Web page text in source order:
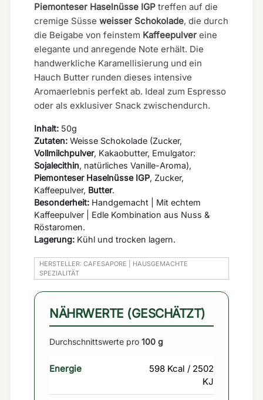
Piemonteser Haselnüsse IGP treffen auf die
cremige Süsse weisser Schokolade, die durch
die Beigabe von feinstem Kaffeepulver eine
elegante und anregende Note erhält. Die
handwerkliche Karamellisierung und ein
Hauch Butter runden dieses intensive
Aromaerlebnis perfekt ab. Ideal zum Espresso
oder als exklusiver Snack zwischendurch.
Inhalt: 50g
Zutaten: Weisse Schokolade (Zucker,
Vollmilchpulver, Kakaobutter, Emulgator:
Sojalecithin, natürliches Vanille-Aroma),
Piemonteser Haselnüsse IGP, Zucker,
Kaffeepulver, Butter.
Besonderheit: Handgemacht | Mit echtem
Kaffeepulver | Edle Kombination aus Nuss &
Röstaromen.
Lagerung: Kühl und trocken lagern.
HERSTELLER: CAFESAPORE | HAUSGEMACHTE
SPEZIALITÄT
NÄHRWERTE (GESCHÄTZT)
Durchschnittswerte pro 100 g
Energie
598 Kcal / 2502
KJ